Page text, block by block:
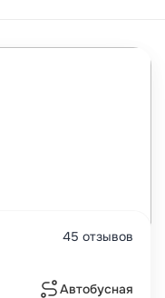
45 отзывов
Автобусная